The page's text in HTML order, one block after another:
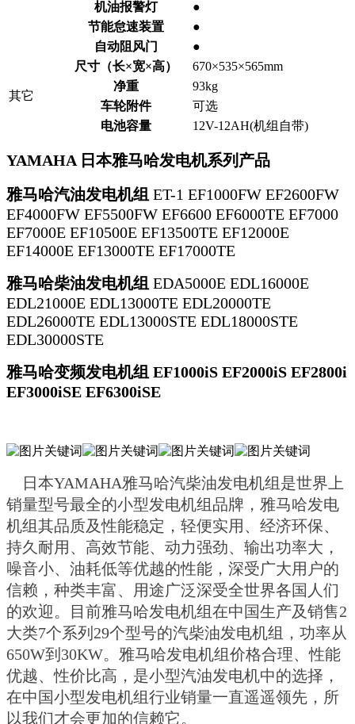
机油报警灯
●
节能怠速装置
●
自动阻风门
●
其它
尺寸（长×宽×高）
670×535×565mm
净重
93kg
车轮附件
可选
电池容量
12V-12AH(机组自带)
YAMAHA 日本雅马哈发电机系列产品
雅马哈汽油发电机组 ET-1 EF1000FW EF2600FW
EF4000FW EF5500FW EF6600 EF6000TE EF7000
EF7000E EF10500E EF13500TE EF12000E
EF14000E EF13000TE EF17000TE
雅马哈柴油发电机组 EDA5000E EDL16000E
EDL21000E EDL13000TE EDL20000TE
EDL26000TE EDL13000STE EDL18000STE
EDL30000STE
雅马哈变频发电机组 EF1000iS EF2000iS EF2800i
EF3000iSE EF6300iSE
日本YAMAHA雅马哈汽柴油发电机组是世界上
销量型号最全的小型发电机组品牌，雅马哈发电
机组其品质及性能稳定，轻便实用、经济环保、
持久耐用、高效节能、动力强劲、输出功率大，
噪音小、油耗低等优越的性能，深受广大用户的
信赖，种类丰富、用途广泛深受全世界各国人们
的欢迎。目前雅马哈发电机组在中国生产及销售2
大类7个系列29个型号的汽柴油发电机组，功率从
650W到30KW。雅马哈发电机组价格合理、性能
优越、性价比高，是小型汽油发电机中的选择，
在中国小型发电机组行业销量一直遥遥领先，所
以我们才会更加的信赖它。